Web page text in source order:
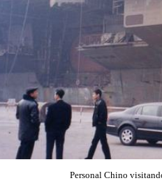
Personal Chino